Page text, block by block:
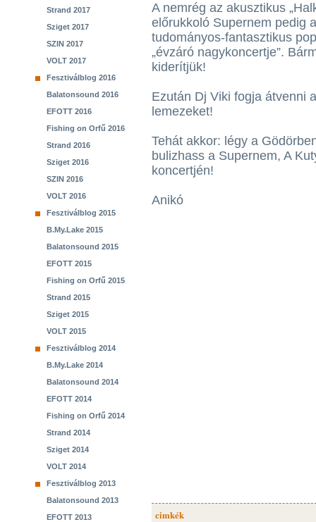
Strand 2017
Sziget 2017
SZIN 2017
VOLT 2017
Fesztiválblog 2016
Balatonsound 2016
EFOTT 2016
Fishing on Orfű 2016
Strand 2016
Sziget 2016
SZIN 2016
VOLT 2016
Fesztiválblog 2015
B.My.Lake 2015
Balatonsound 2015
EFOTT 2015
Fishing on Orfű 2015
Strand 2015
Sziget 2015
VOLT 2015
Fesztiválblog 2014
B.My.Lake 2014
Balatonsound 2014
EFOTT 2014
Fishing on Orfű 2014
Strand 2014
Sziget 2014
VOLT 2014
Fesztiválblog 2013
Balatonsound 2013
EFOTT 2013
A nemrég az akusztikus
előrukkoló Supernem pedig
tudományos-fantasztikus
„évzáró nagykoncertje”.
kiderítjük!
Ezután Dj Viki fogja átvenni
lemezeket!
Tehát akkor: légy a
bulizhass a Supernem, A
koncertjén!
Anikó
cimkék